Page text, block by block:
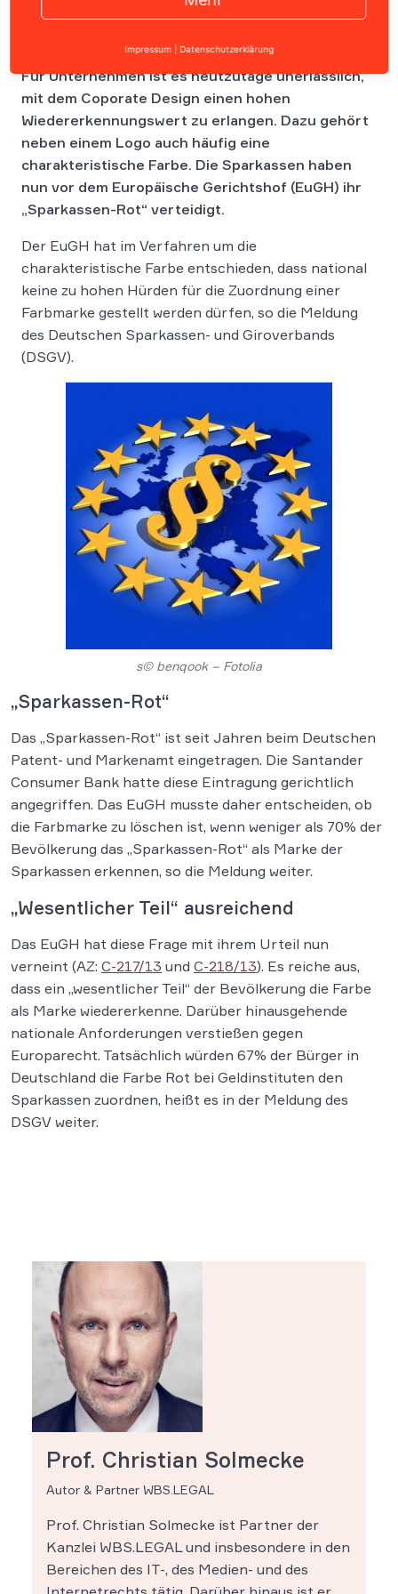
Für Unternehmen ist es heutzutage unerlässlich,
mit dem Coporate Design einen hohen
Wiedererkennungswert zu erlangen. Dazu gehört
neben einem Logo auch häufig eine
charakteristische Farbe. Die Sparkassen haben
nun vor dem Europäische Gerichtshof (EuGH) ihr
„Sparkassen-Rot“ verteidigt.
Der EuGH hat im Verfahren um die
charakteristische Farbe entschieden, dass national
keine zu hohen Hürden für die Zuordnung einer
Farbmarke gestellt werden dürfen, so die Meldung
des Deutschen Sparkassen- und Giroverbands
(DSGV).
s© benqook – Fotolia
„Sparkassen-Rot“
Das „Sparkassen-Rot“ ist seit Jahren beim Deutschen
Patent- und Markenamt eingetragen. Die Santander
Consumer Bank hatte diese Eintragung gerichtlich
angegriffen. Das EuGH musste daher entscheiden, ob
die Farbmarke zu löschen ist, wenn weniger als 70% der
Bevölkerung das „Sparkassen-Rot“ als Marke der
Sparkassen erkennen, so die Meldung weiter.
„Wesentlicher Teil“ ausreichend
Das EuGH hat diese Frage mit ihrem Urteil nun
verneint (AZ: C-217/13 und C-218/13). Es reiche aus,
dass ein „wesentlicher Teil“ der Bevölkerung die Farbe
als Marke wiedererkenne. Darüber hinausgehende
nationale Anforderungen verstießen gegen
Europarecht. Tatsächlich würden 67% der Bürger in
Deutschland die Farbe Rot bei Geldinstituten den
Sparkassen zuordnen, heißt es in der Meldung des
DSGV weiter.
Prof. Christian Solmecke
Autor & Partner WBS.LEGAL
Prof. Christian Solmecke ist Partner der
Kanzlei WBS.LEGAL und insbesondere in den
Bereichen des IT-, des Medien- und des
Impressum Datenschutzerklärung